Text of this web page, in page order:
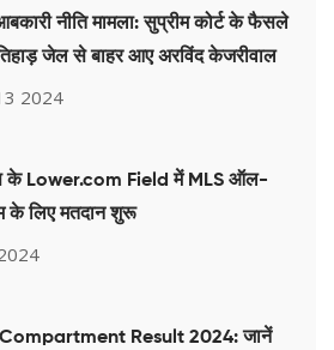
नीति मामला: सुप्रीम कोर्ट के फैसले
जेल से बाहर आए अरविंद केजरीवाल
2024
के Lower.com Field में MLS ऑल-
के लिए मतदान शुरू
Compartment Result 2024: जानें